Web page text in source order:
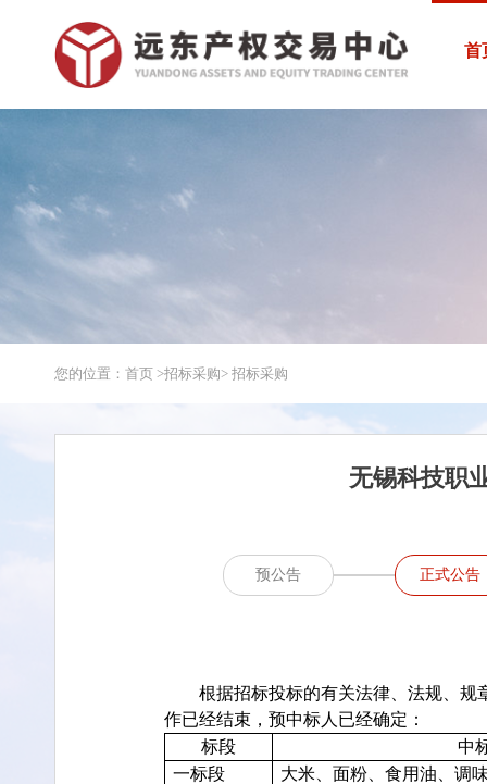
首
您的位置：首页 >招标采购> 招标采购
无锡科技职
预公告 正式公告
根据招标投标的有关法律、法规、规
作已经结束，预中标人已经确定：
标段
中
一标段
大米、面粉、食用油、调